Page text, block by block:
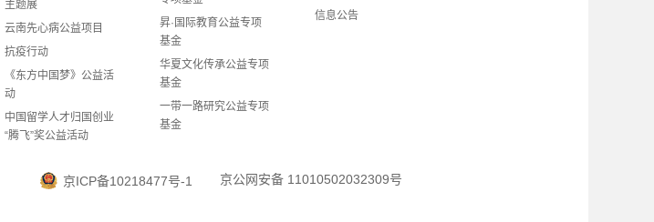
主题展
云南先心病公益项目
抗疫行动
《东方中国梦》公益活
动
中国留学人才归国创业
“腾飞”奖公益活动
报告公益活动
昇·国际教育公益专项
基金
华夏文化传承公益专项
基金
一带一路研究公益专项
基金
智慧能源与国际交流公
信息公告
京ICP备10218477号-1 京公网安备 11010502032309号